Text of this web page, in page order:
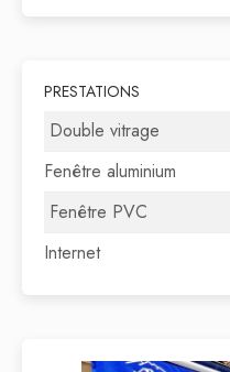
PRESTATIONS
Double vitrage
Fenêtre aluminium
Fenêtre PVC
Internet